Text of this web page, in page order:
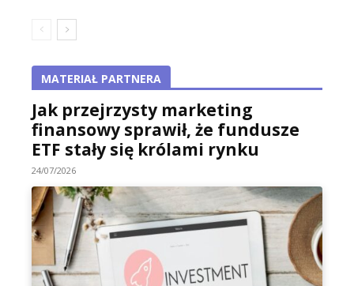
MATERIAŁ PARTNERA
Jak przejrzysty marketing
finansowy sprawił, że fundusze
ETF stały się królami rynku
24/07/2026